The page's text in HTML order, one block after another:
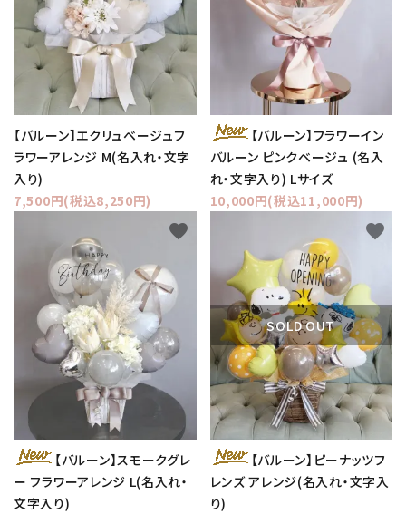
ガイドライン
ACCOUNT MENU
ようこそ ゲスト 様
meeting_room ログイン person 新規会員登録
【バルーン】エクリュベージュフ
ラワーアレンジ M(名入れ・文字
入り)
7,500円(税込8,250円)
【バルーン】フラワーイン
バルーン ピンクベージュ (名入
れ・文字入り) Lサイズ
10,000円(税込11,000円)
【バルーン】スモークグレ
ー フラワーアレンジ L(名入れ・
文字入り)
favorite
SOLD OUT
【バルーン】ピーナッツフ
レンズ アレンジ(名入れ・文字入
り)
favorite